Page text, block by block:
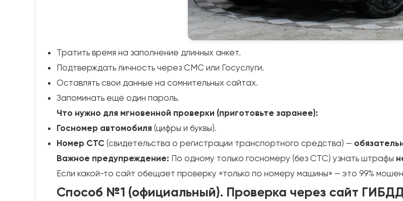
Тратить время на заполнение длинных анкет.
Подтверждать личность через СМС или Госуслуги.
Оставлять свои данные на сомнительных сайтах.
Запоминать ещё один пароль.
Что нужно для мгновенной проверки (приготовьте заранее):
Госномер автомобиля (цифры и буквы).
Номер СТС (свидетельства о регистрации транспортного средства) —
Важное предупреждение: По одному только госномеру (без СТС) узнать штрафы
Если какой-то сайт обещает проверку «только по номеру машины» — это 99%
Способ №1 (официальный). Проверка через сайт